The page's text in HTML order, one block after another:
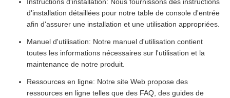
d'installation détaillées pour notre table de console d'entrée
afin d'assurer une installation et une utilisation appropriées.
Manuel d'utilisation: Notre manuel d'utilisation contient
toutes les informations nécessaires sur l'utilisation et la
maintenance de notre produit.
Ressources en ligne: Notre site Web propose des
ressources en ligne telles que des FAQ, des guides de